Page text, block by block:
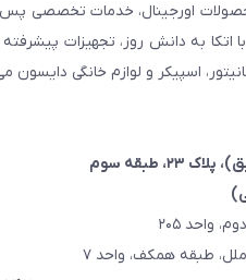
اورجینال، خدمات تخصصی پس
اتکا به دانش روز، تجهیزات
اسپیکر و لوازم خانگی دایسون
، پلاک ۲۳، طبقه سوم
واحد ۲۰۵